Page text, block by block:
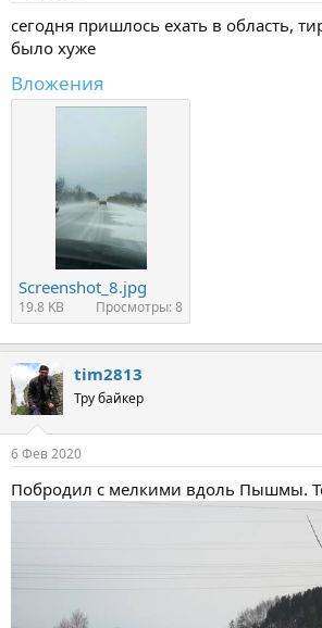
сегодня пришлось ехать в область,
было хуже
Вложения
Screenshot_8.jpg
19.8 KB Просмотры: 8
tim2813
Тру байкер
6 Фев 2020
Побродил с мелкими вдоль Пышмы.